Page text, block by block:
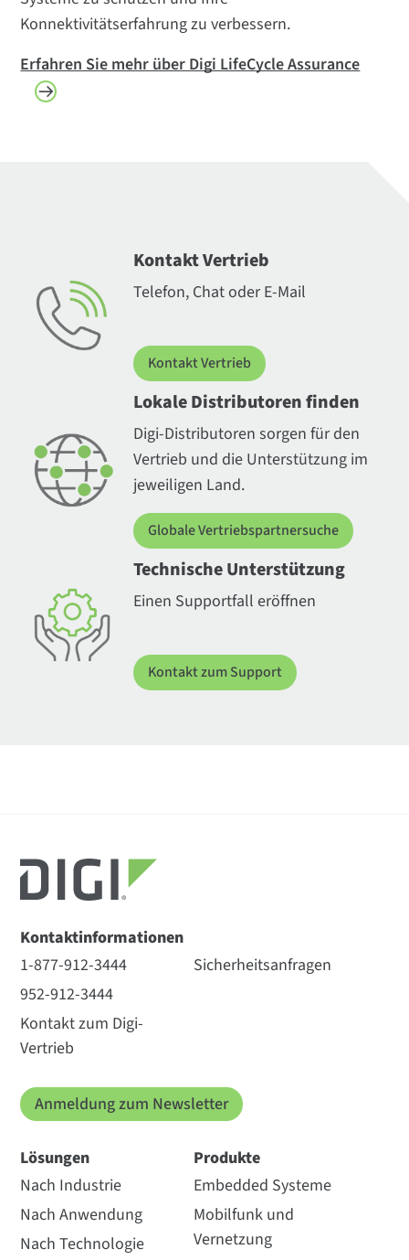
Konnektivitätserfahrung zu verbessern.
Erfahren Sie mehr über Digi LifeCycle Assurance
Kontakt Vertrieb
Telefon, Chat oder E-Mail
Kontakt Vertrieb
Lokale Distributoren finden
Digi-Distributoren sorgen für den
Vertrieb und die Unterstützung im
jeweiligen Land.
Globale Vertriebspartnersuche
Technische Unterstützung
Einen Supportfall eröffnen
Kontakt zum Support
Kontaktinformationen
1-877-912-3444
952-912-3444
Kontakt zum Digi-
Vertrieb
Sicherheitsanfragen
Anmeldung zum Newsletter
Lösungen
Nach Industrie
Nach Anwendung
Nach Technologie
Produkte
Embedded Systeme
Mobilfunk und
Vernetzung